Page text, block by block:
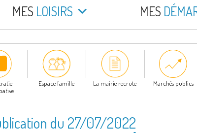
MES LOISIRS MES
Espace famille La mairie recrute Marchés publics
du 27/07/2022